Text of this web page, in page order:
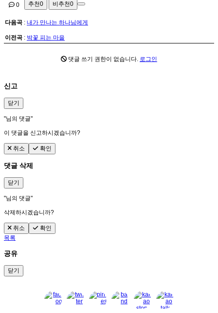
0
추천0 비추천0
다음곡 : 내가 만나는 하나님에게
이전곡 : 박꽃 피는 마을
댓글 쓰기 권한이 없습니다. 로그인
신고
닫기
"님의 댓글"
이 댓글을 신고하시겠습니까?
취소 확인
댓글 삭제
닫기
"님의 댓글"
삭제하시겠습니까?
취소
확인
목록
공유
닫기